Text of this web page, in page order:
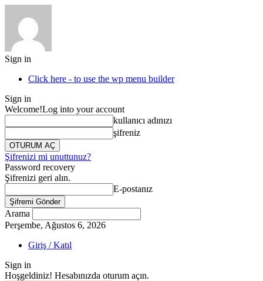
Sign in
Click here - to use the wp menu builder
Sign in
Welcome!Log into your account
kullanıcı adınızı
şifreniz
Şifrenizi mi unuttunuz?
Password recovery
Şifrenizi geri alın.
E-postanız
Arama
Perşembe, Ağustos 6, 2026
Giriş / Katıl
Sign in
Hoşgeldiniz! Hesabınızda oturum açın.